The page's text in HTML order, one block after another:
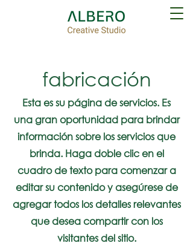
fabricación
Esta es su página de servicios. Es
una gran oportunidad para brindar
información sobre los servicios que
brinda. Haga doble clic en el
cuadro de texto para comenzar a
editar su contenido y asegúrese de
agregar todos los detalles relevantes
que desea compartir con los
visitantes del sitio.